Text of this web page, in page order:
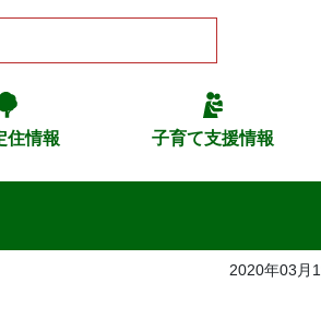
住情報 子育て支援情報
2020年03月